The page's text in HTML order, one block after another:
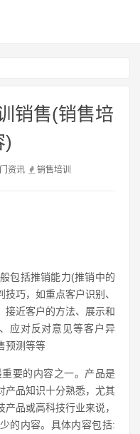
销售(销售培
)
资讯 销售培训
包括推销能力(推销中的
巧，如重点客户识别、
接近客户的方法、展示和
应对反对意见等客户异
预测等等
要的内容之一。产品是
产品知识十分熟悉，尤其
品或高科技行业来说，
的内容。具体内容包括: